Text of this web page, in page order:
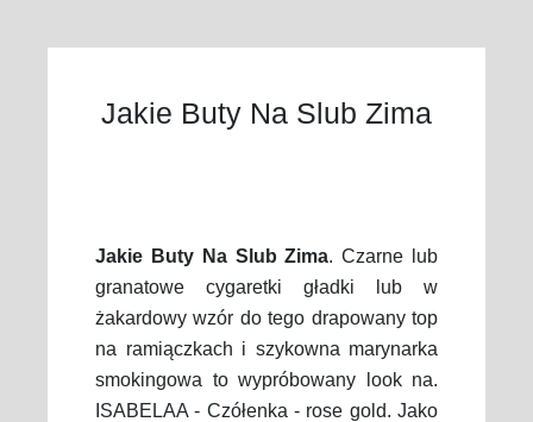
Jakie Buty Na Slub Zima
Jakie Buty Na Slub Zima. Czarne lub
granatowe cygaretki gładki lub w
żakardowy wzór do tego drapowany top
na ramiączkach i szykowna marynarka
smokingowa to wypróbowany look na.
ISABELAA - Czółenka - rose gold. Jako